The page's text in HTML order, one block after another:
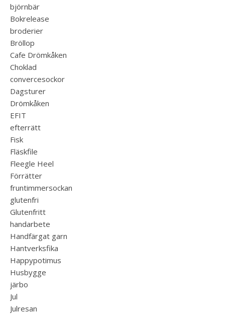
björnbär
Bokrelease
broderier
Bröllop
Cafe Drömkåken
Choklad
convercesockor
Dagsturer
Drömkåken
EFIT
efterrätt
Fisk
Fläskfile
Fleegle Heel
Förrätter
fruntimmersockan
glutenfri
Glutenfritt
handarbete
Handfärgat garn
Hantverksfika
Happypotimus
Husbygge
järbo
Jul
Julresan